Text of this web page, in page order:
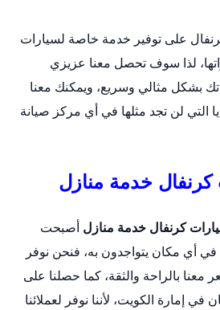
على توفير خدمة خاصة لسيارات
لذا سوف تحصل معنا عزيزي
بشكل مثالي وسريع، ويمكنك معنا
التي لن تجد مثلها في أي مركز صيانة
كرنفال خدمة منازل
كرنفال خدمة منازل أصبحت
أي مكان يتواجدون به، فنحن نوفر
بالراحة والثقة، كما حصلنا على
إمارة الكويت، لأننا نوفر لعملائنا